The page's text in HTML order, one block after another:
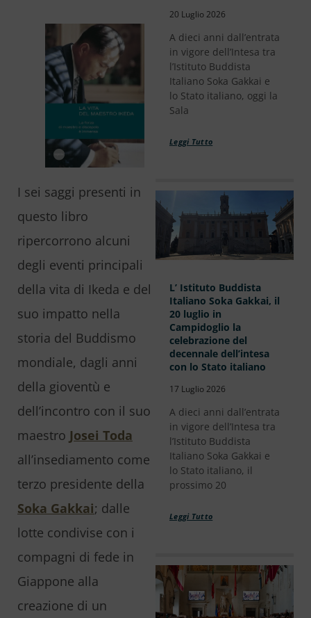
I sei saggi presenti in
questo libro
ripercorrono alcuni
degli eventi principali
della vita di Ikeda e del
suo impatto nella
storia del Buddismo
mondiale, dagli anni
della gioventù e
dell’incontro con il suo
maestro Josei Toda
all’insediamento come
terzo presidente della
Soka Gakkai; dalle
lotte condivise con i
compagni di fede in
Giappone alla
creazione di un
20 Luglio 2026
A dieci anni dall’entrata
in vigore dell’Intesa tra
l’Istituto Buddista
Italiano Soka Gakkai e
lo Stato italiano, oggi la
Sala
Leggi Tutto
L’ Istituto Buddista
Italiano Soka Gakkai, il
20 luglio in
Campidoglio la
celebrazione del
decennale dell’intesa
con lo Stato italiano
17 Luglio 2026
A dieci anni dall’entrata
in vigore dell’Intesa tra
l’Istituto Buddista
Italiano Soka Gakkai e
lo Stato italiano, il
prossimo 20
Leggi Tutto